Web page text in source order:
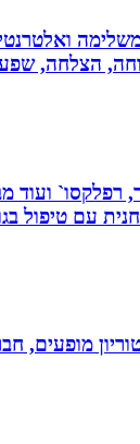
הצלחה, שפע,
רפלקסו`
עם טיפול
מופעים,